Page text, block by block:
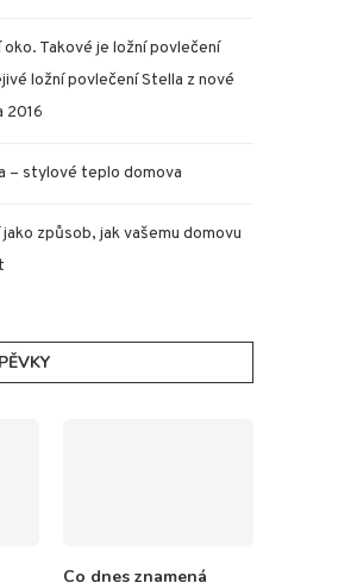
Takové je ložní povlečení
ložní povlečení Stella z nové
2016
– stylové teplo domova
způsob, jak vašemu domovu
Co dnes znamená